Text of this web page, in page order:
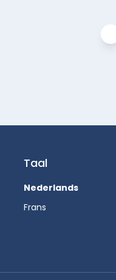
Taal
Nederlands
Frans